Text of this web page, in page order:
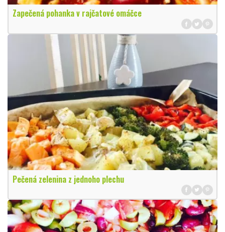
Zapečená pohanka v rajčatové omáčce
Pečená zelenina z jednoho plechu